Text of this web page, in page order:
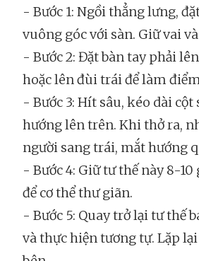
- Bước 1: Ngồi thẳng lưng,
vuông góc với sàn. Giữ vai
- Bước 2: Đặt bàn tay phải
hoặc lên đùi trái để làm
- Bước 3: Hít sâu, kéo dài cột
hướng lên trên. Khi thở ra,
người sang trái, mắt hướng
- Bước 4: Giữ tư thế này 8-
để cơ thể thư giãn.
- Bước 5: Quay trở lại tư thế
và thực hiện tương tự. Lặp